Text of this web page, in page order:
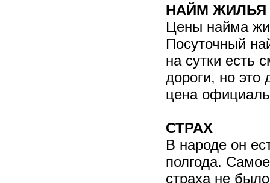
НАЙМ ЖИЛЬЯ
Цены найма
Посуточный
на сутки есть
дороги, но это
цена
СТРАХ
В народе он
полгода.
страха не